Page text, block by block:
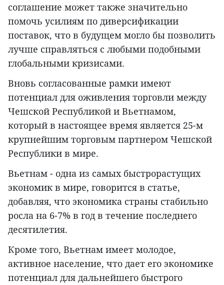
соглашение может также значительно
помочь усилиям по диверсификации
поставок, что в будущем могло бы позволить
лучше справляться с любыми подобными
глобальными кризисами.
Вновь согласованные рамки имеют
потенциал для оживления торговли между
Чешской Республикой и Вьетнамом,
который в настоящее время является 25-м
крупнейшим торговым партнером Чешской
Республики в мире.
Вьетнам - одна из самых быстрорастущих
экономик в мире, говорится в статье,
добавляя, что экономика страны стабильно
росла на 6-7% в год в течение последнего
десятилетия.
Кроме того, Вьетнам имеет молодое,
активное население, что дает его экономике
потенциал для дальнейшего быстрого